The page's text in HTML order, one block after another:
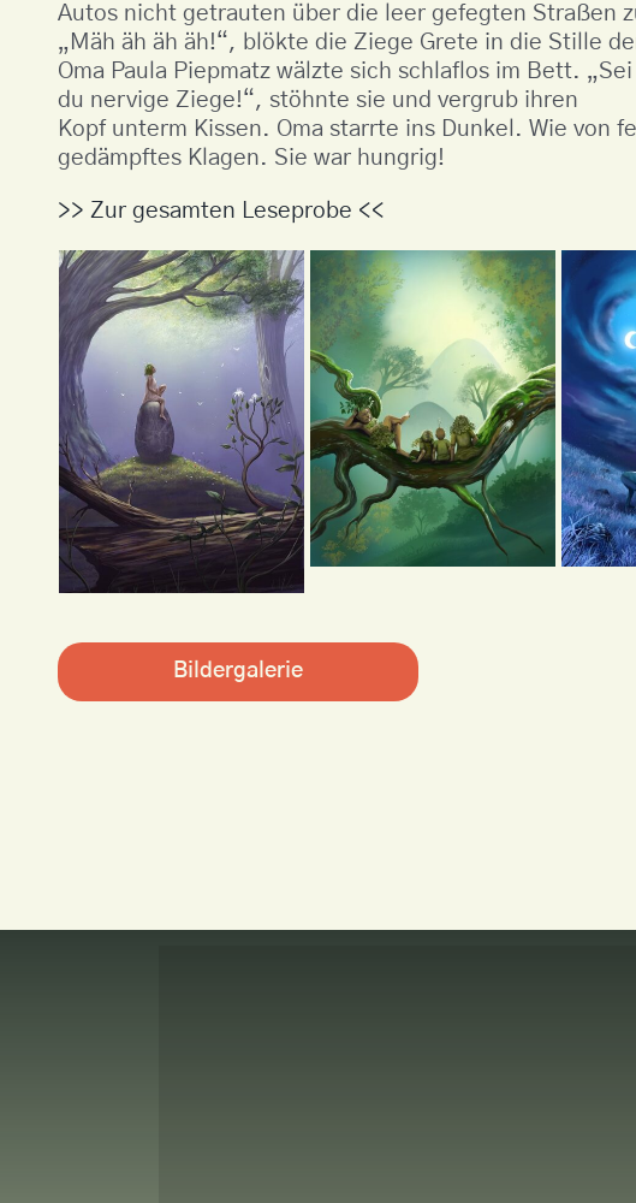
Autos nicht getrauten über die leer gefegten Straßen
„Mäh äh äh äh!“, blökte die Ziege Grete in die Stille
Oma Paula Piepmatz wälzte sich schlaflos im Bett.
du nervige Ziege!“, stöhnte sie und vergrub ihren
Kopf unterm Kissen. Oma starrte ins Dunkel. Wie von
gedämpftes Klagen. Sie war hungrig!
>> Zur gesamten Leseprobe <<
Bildergalerie